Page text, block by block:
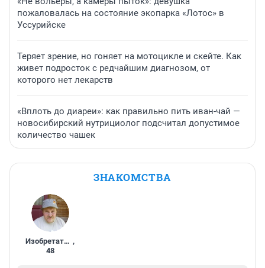
пожаловалась на состояние экопарка «Лотос» в
Уссурийске
Теряет зрение, но гоняет на мотоцикле и скейте. Как
живет подросток с редчайшим диагнозом, от
которого нет лекарств
«Вплоть до диареи»: как правильно пить иван-чай —
новосибирский нутрициолог подсчитал допустимое
количество чашек
ЗНАКОМСТВА
Изобретатель ,
48